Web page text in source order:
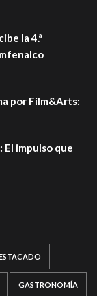
la 4.ª
por Film&Arts:
El impulso que
GASTRONOMÍA